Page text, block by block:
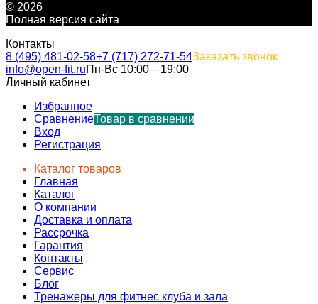
© 2026
Полная версия сайта
Контакты
8 (495) 481-02-58+7 (717) 272-71-54Заказать звонок
info@open-fit.ruПн-Вс 10:00—19:00
Личный кабинет
Избранное
СравнениеТовар в сравнении
Вход
Регистрация
Каталог товаров
Главная
Каталог
О компании
Доставка и оплата
Рассрочка
Гарантия
Контакты
Сервис
Блог
Тренажеры для фитнес клуба и зала